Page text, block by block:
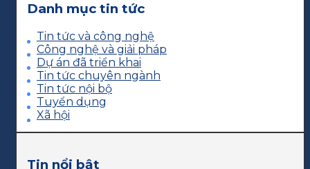
Danh mục tin tức
Tin tức và công nghệ
Công nghệ và giải pháp
Dự án đã triển khai
Tin tức chuyên ngành
Tin tức nội bộ
Tuyển dụng
Xã hội
Tin nổi bật